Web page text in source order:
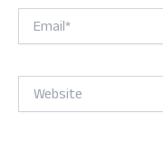
Email*
Website